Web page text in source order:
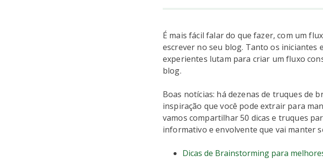
É mais fácil falar do que fazer, com um
escrever no seu blog. Tanto os iniciantes
experientes lutam para criar um fluxo
blog.
Boas notícias: há dezenas de truques de
inspiração que você pode extrair para
vamos compartilhar 50 dicas e truques
informativo e envolvente que vai manter
Dicas de Brainstorming para